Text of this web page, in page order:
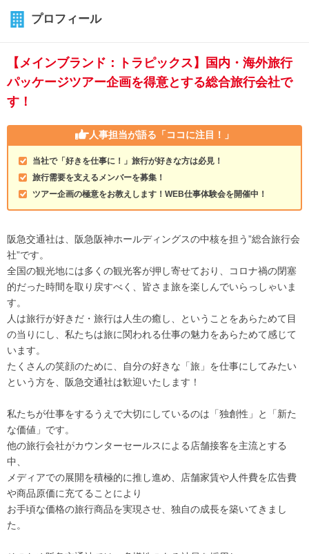
プロフィール
【メインブランド：トラピックス】国内・海外旅行
パッケージツアー企画を得意とする総合旅行会社で
す！
人事担当が語る 「ココに注目！」
当社で「好きを仕事に！」旅行が好きな方は必見！
旅行需要を支えるメンバーを募集！
ツアー企画の極意をお教えします！WEB仕事体験会を開催中！
阪急交通社は、阪急阪神ホールディングスの中核を担う”総合旅行会
社”です。
全国の観光地には多くの観光客が押し寄せており、コロナ禍の閉塞
的だった時間を取り戻すべく、皆さま旅を楽しんでいらっしゃいま
す。
人は旅行が好きだ・旅行は人生の癒し、ということをあらためて目
の当りにし、私たちは旅に関われる仕事の魅力をあらためて感じて
います。
たくさんの笑顔のために、自分の好きな「旅」を仕事にしてみたい
という方を、阪急交通社は歓迎いたします！
私たちが仕事をするうえで大切にしているのは「独創性」と「新た
な価値」です。
他の旅行会社がカウンターセールスによる店舗接客を主流とする
中、
メディアでの展開を積極的に推し進め、店舗家賃や人件費を広告費
や商品原価に充てることにより
お手頃な価格の旅行商品を実現させ、独自の成長を築いてきまし
た。